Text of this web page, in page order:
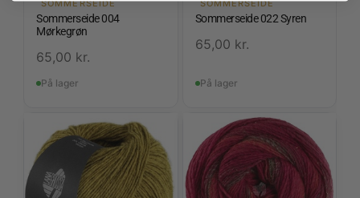
SOMMERSEIDE
Sommerseide 004
Mørkegrøn
65,00 kr.
På lager
SOMMERSEIDE
Sommerseide 022 Syren
65,00 kr.
På lager